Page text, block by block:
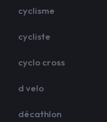
cyclisme
cycliste
cyclo cross
d velo
décathlon